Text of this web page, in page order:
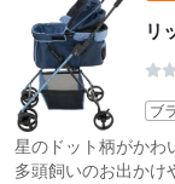
リ
ブ
星のドット柄がかわ
多頭飼いのお出かけ